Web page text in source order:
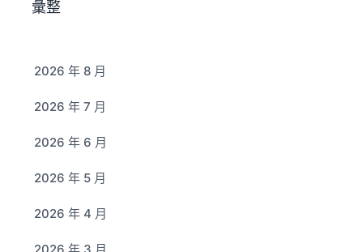
彙整
2026 年 8 月
2026 年 7 月
2026 年 6 月
2026 年 5 月
2026 年 4 月